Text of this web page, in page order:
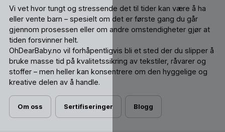
Vi vet hvor tungt og stressende det til tider kan være å ha
eller vente barn – spesielt om det er første gang du går
gjennom prosessen eller om andre omstendigheter gjør at
tiden forsvinner helt.
OhDearBaby.no vil forhåpentligvis bli et sted der du slipper å
bruke masse tid på kvalitetssikring av tekstiler, råvarer og
stoffer – men heller kan konsentrere om den hyggelige og
kreative delen av å handle.
Om oss Sertifiseringer Blogg